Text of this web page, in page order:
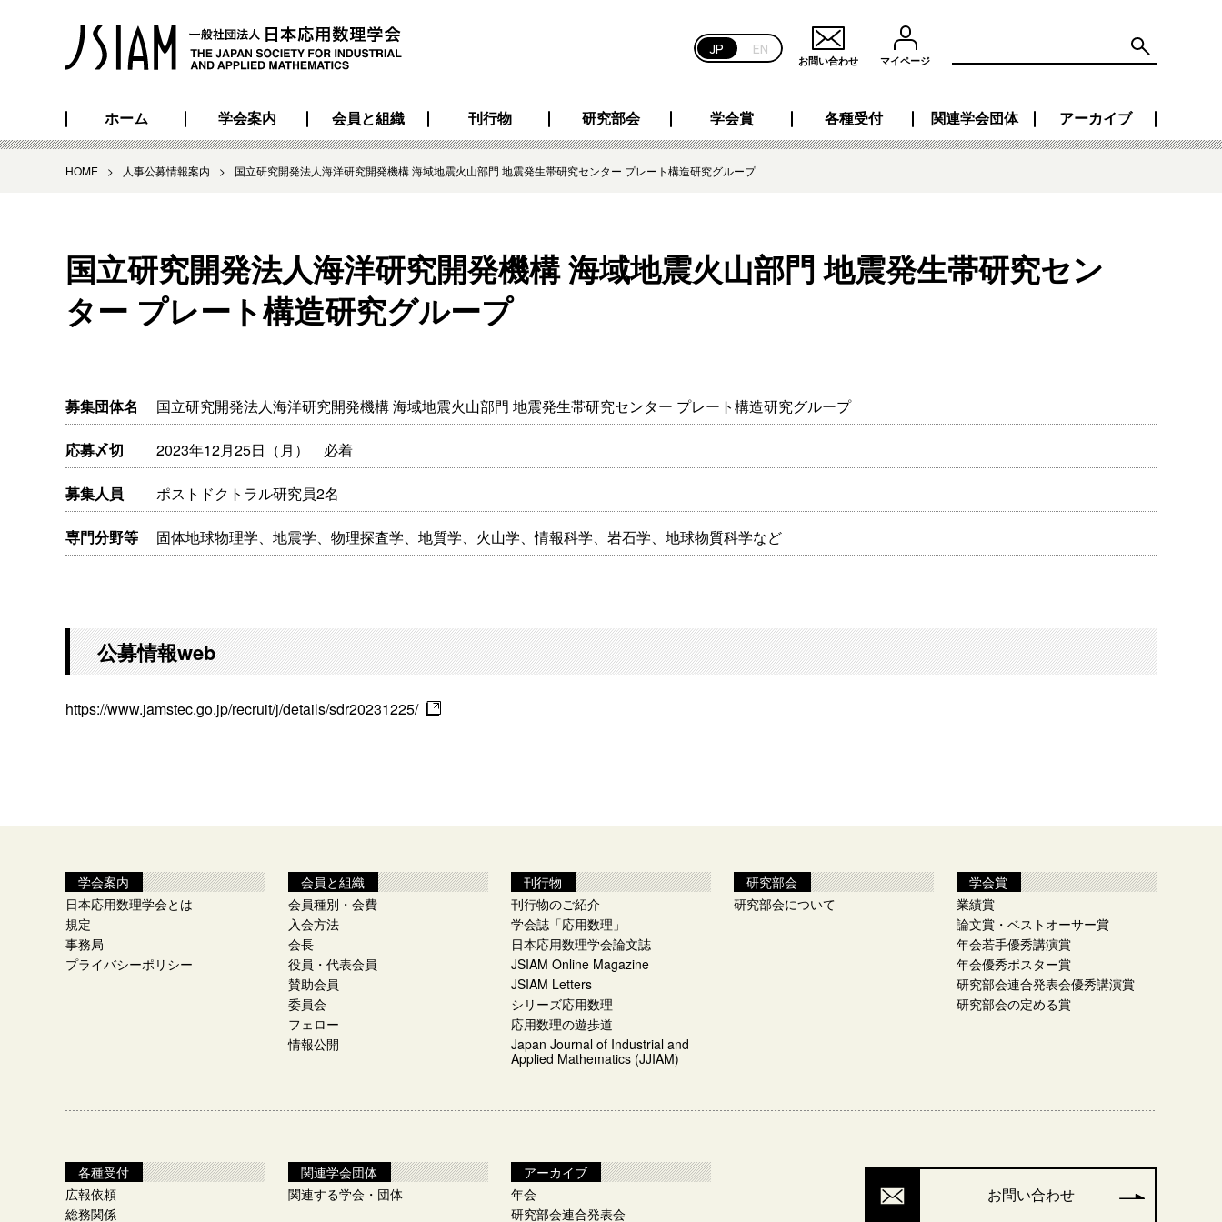
JP EN
お問い合わせ マイページ
ホーム 学会案内 会員と組織 刊行物 研究部会 学会賞 各種受付 関連学会団体 アーカイブ
HOME > 人事公募情報案内 > 国立研究開発法人海洋研究開発機構 海域地震火山部門 地震発生帯研究センター プレート構造研究グループ
国立研究開発法人海洋研究開発機構 海域地震火山部門 地震発生帯研究セン
ター プレート構造研究グループ
募集団体名 国立研究開発法人海洋研究開発機構 海域地震火山部門 地震発生帯研究センター プレート構造研究グループ
応募〆切 2023年12月25日（月） 必着
募集人員 ポストドクトラル研究員2名
専門分野等 固体地球物理学、地震学、物理探査学、地質学、火山学、情報科学、岩石学、地球物質科学など
公募情報web
https://www.jamstec.go.jp/recruit/j/details/sdr20231225/
学会案内
日本応用数理学会とは
規定
事務局
プライバシーポリシー
会員と組織
会員種別・会費
入会方法
会長
役員・代表会員
賛助会員
委員会
フェロー
情報公開
刊行物
刊行物のご紹介
学会誌「応用数理」
日本応用数理学会論文誌
JSIAM Online Magazine
JSIAM Letters
シリーズ応用数理
応用数理の遊歩道
Japan Journal of Industrial and
Applied Mathematics (JJIAM)
研究部会
研究部会について
学会賞
業績賞
論文賞・ベストオーサー賞
年会若手優秀講演賞
年会優秀ポスター賞
研究部会連合発表会優秀講演賞
研究部会の定める賞
各種受付
広報依頼
総務関係
関連学会団体
関連する学会・団体
アーカイブ
年会
研究部会連合発表会
お問い合わせ